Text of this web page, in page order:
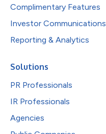
Complimentary Features
Investor Communications
Reporting & Analytics
Solutions
PR Professionals
IR Professionals
Agencies